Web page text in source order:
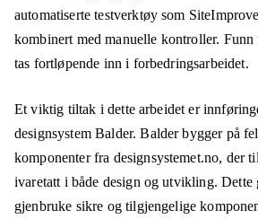
automatiserte testverktøy som
kombinert med manuelle kontroller. Funn
tas fortløpende inn i forbedringsarbeidet.
Et viktig tiltak i dette arbeidet er
designsystem Balder. Balder bygger på
komponenter fra designsystemet.no, der
ivaretatt i både design og utvikling. Dette
gjenbruke sikre og tilgjengelige